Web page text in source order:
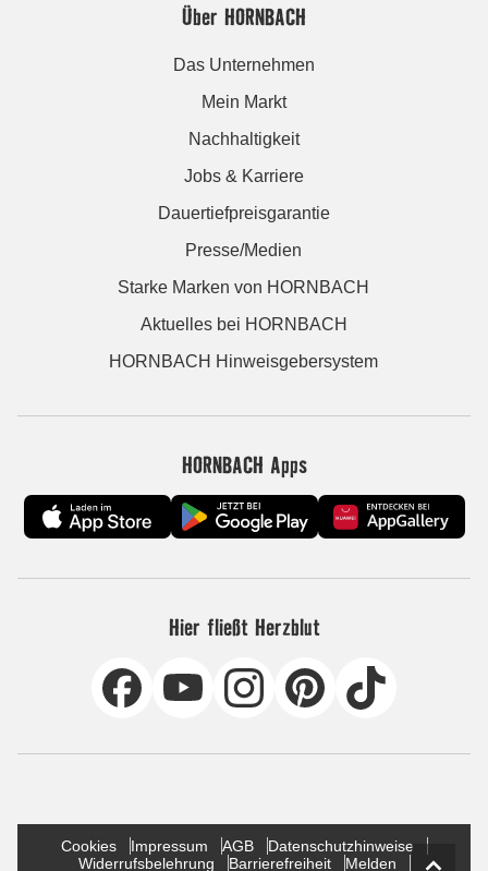
Über HORNBACH
Das Unternehmen
Mein Markt
Nachhaltigkeit
Jobs & Karriere
Dauertiefpreisgarantie
Presse/Medien
Starke Marken von HORNBACH
Aktuelles bei HORNBACH
HORNBACH Hinweisgebersystem
HORNBACH Apps
Hier fließt Herzblut
Cookies Impressum AGB
Datenschutzhinweise
Widerrufsbelehrung
Barrierefreiheit Melden